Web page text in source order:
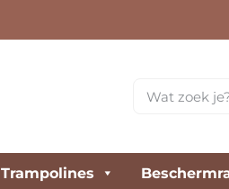
Trampolines